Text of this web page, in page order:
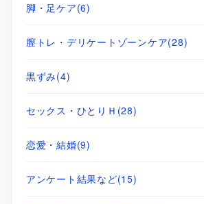
脚・足ケア(6)
膣トレ・デリケートゾーンケア(28)
黒ずみ(4)
セックス・ひとりＨ (28)
恋愛・結婚(9)
アンケート結果など(15)